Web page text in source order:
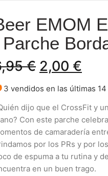
EMOM
Parche
€ 2,00 €
3 vendidos en las últimas
dijo que el CrossFit y
Con este parche
de camaradería
por los PRs y por
de espuma a tu rutina y
en un buen trago.